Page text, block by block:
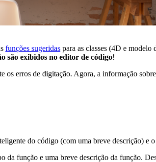
funções sugeridas para as classes (4D e
são exibidos no editor de código!
os erros de digitação. Agora, a informação
do código (com uma breve descrição) e
da função e uma breve descrição da função.